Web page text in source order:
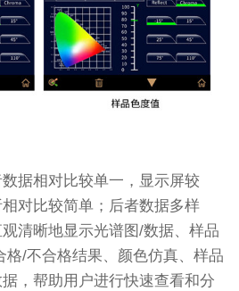
据相对比较单一，显示屏较
对比较简单；后者数据多样
清晰地显示光谱图/数据、样品
格/不合格结果、颜色仿真、样品
，帮助用户进行快速查看和分